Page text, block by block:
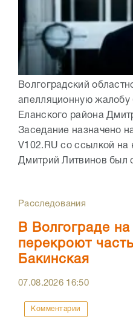
Волгоградский
апелляционную жалобу
Еланского района
Заседание назначено
V102.RU со ссылкой
Дмитрий Литвинов был
Расследования
В Волгограде
перекроют
Бакинская
07.08.2026 16:50
Комментарии